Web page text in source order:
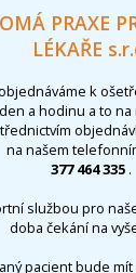
PRAXE
LÉKAŘE
k
a hodinu a to
na našem
377 464 335 .
službou pro
doba čekání na
pacient bude